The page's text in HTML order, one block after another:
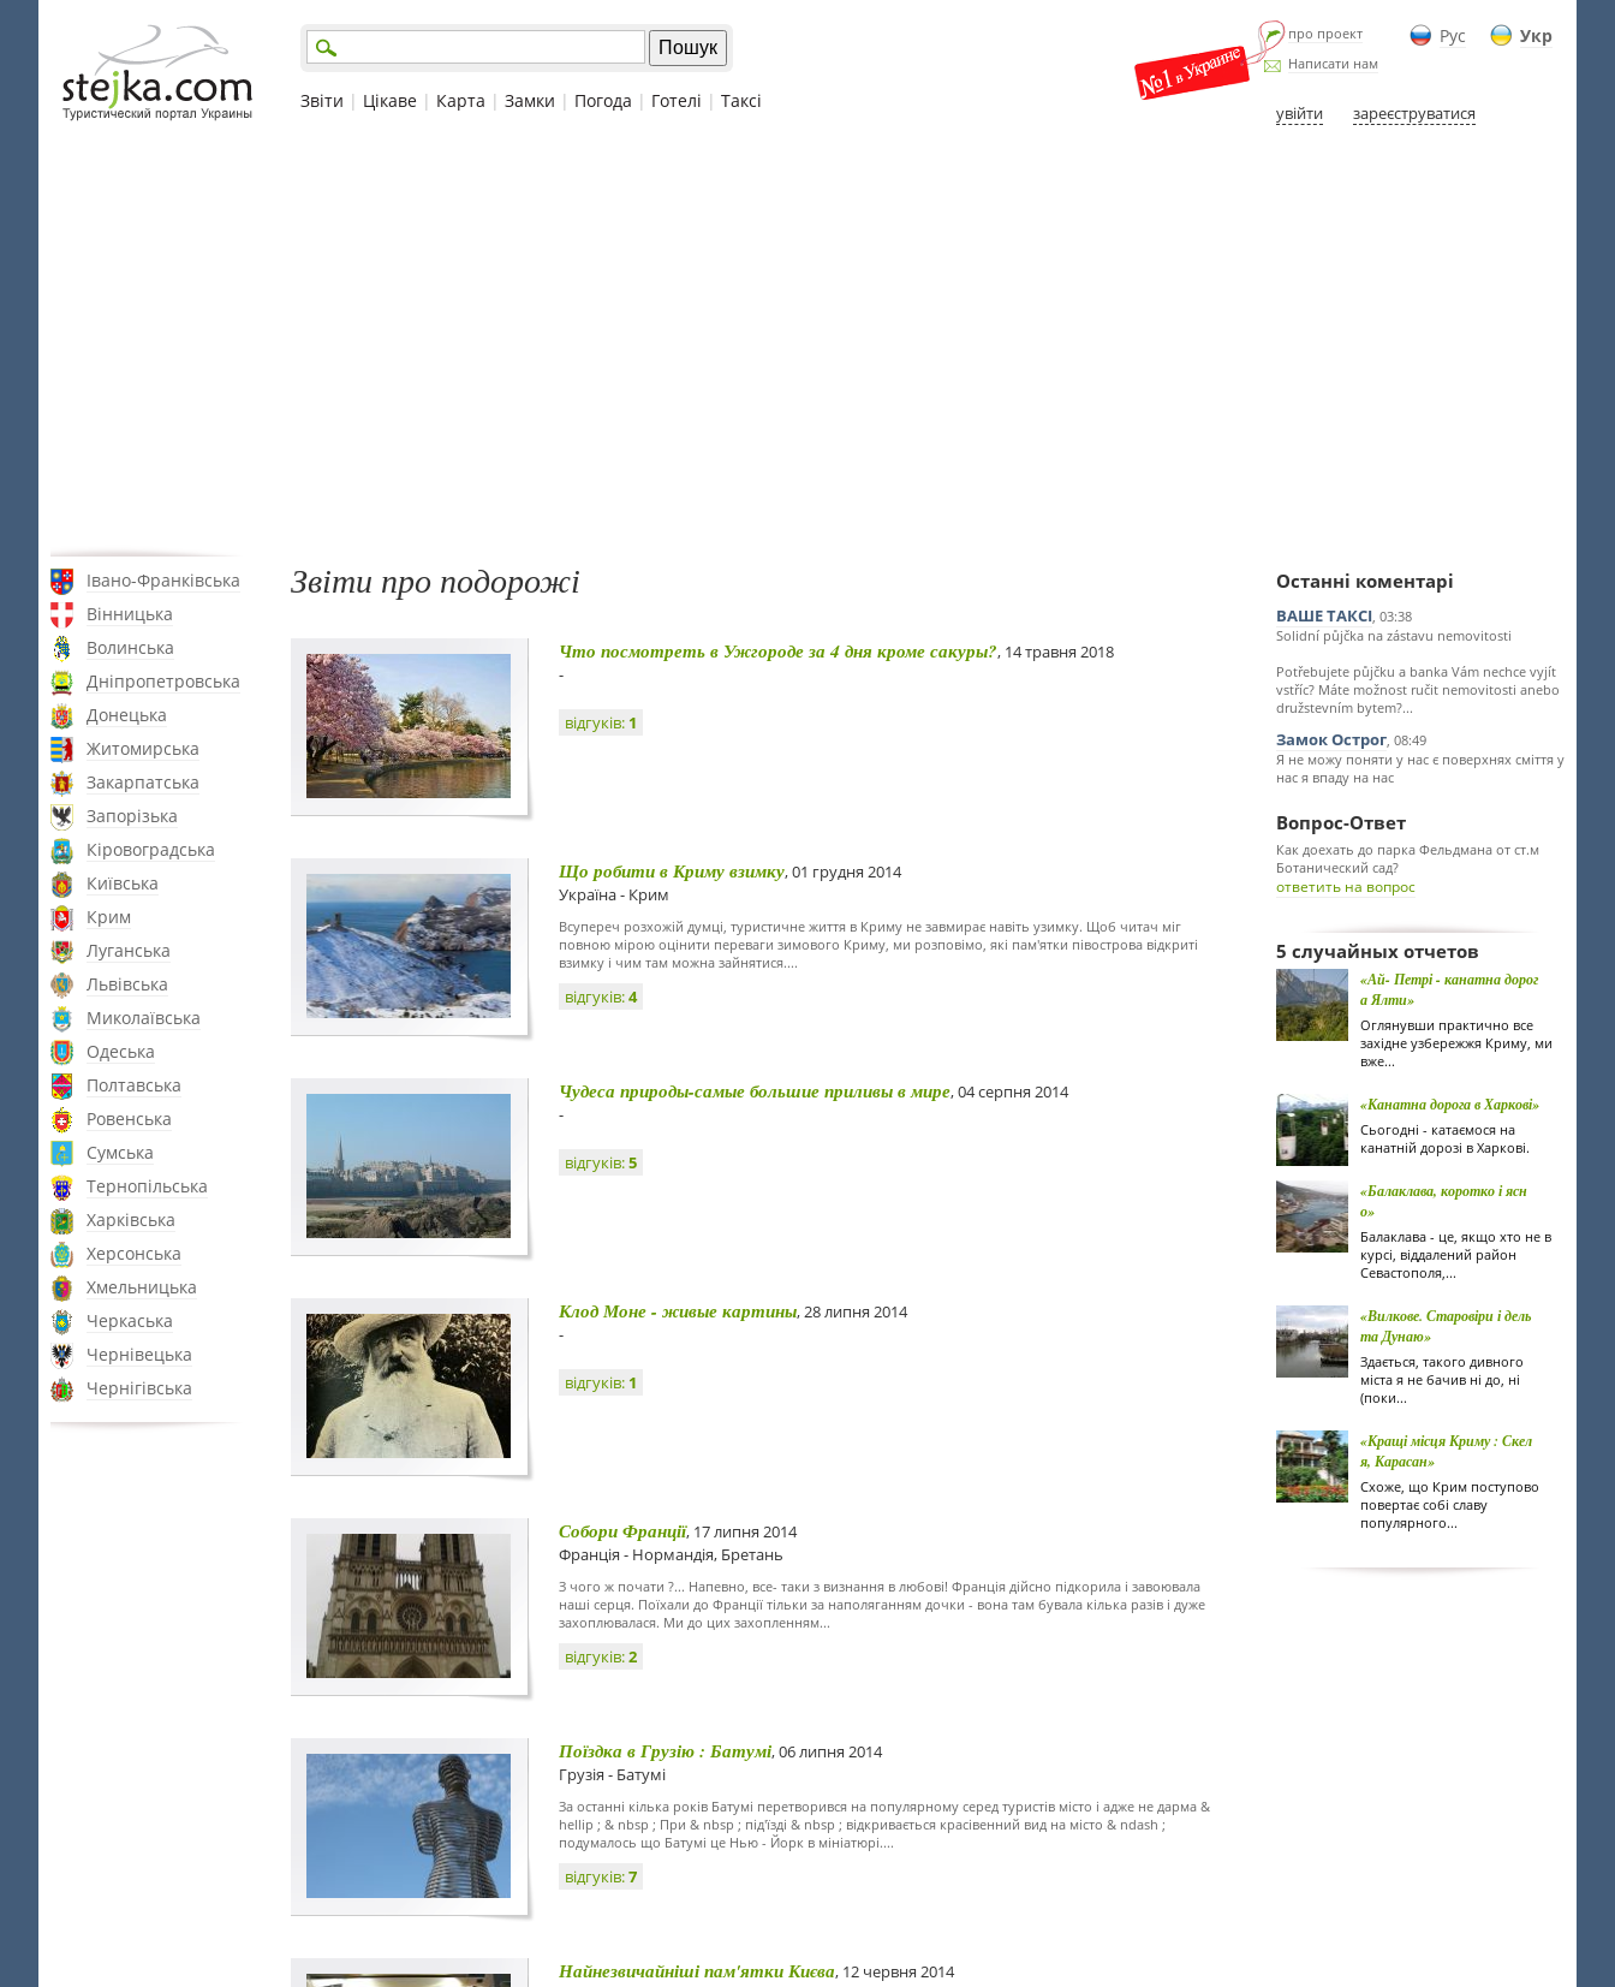
Рус Укр
про проект
Написати нам
увійти зареєструватися
Звіти | Цікаве | Карта | Замки | Погода | Готелі | Таксі
Івано-Франківська
Вінницька
Волинська
Дніпропетровська
Донецька
Житомирська
Закарпатська
Запорізька
Кіровоградська
Київська
Крим
Луганська
Львівська
Миколаївська
Одеська
Полтавська
Ровенська
Сумська
Тернопільська
Харківська
Херсонська
Хмельницька
Черкаська
Чернівецька
Чернігівська
Звіти про подорожі
Что посмотреть в Ужгороде за 4 дня кроме сакуры?, 14 травня 2018
-
відгуків: 1
Що робити в Криму взимку, 01 грудня 2014
Україна - Крим
Всупереч розхожій думці, туристичне життя в Криму не завмирає навіть узимку. Щоб читач міг
повною мірою оцінити переваги зимового Криму, ми розповімо, які пам'ятки півострова відкриті
взимку і чим там можна зайнятися....
відгуків:4
Чудеса природы-самые большие приливы в мире, 04 серпня 2014
-
відгуків:5
Клод Моне - живые картины, 28 липня 2014
-
відгуків: 1
Собори Франції, 17 липня 2014
Франція - Нормандія, Бретань
З чого ж почати ?... Напевно, все- таки з визнання в любові! Франція дійсно підкорила і завоювала
наші серця. Поїхали до Франції тільки за наполяганням дочки - вона там бувала кілька разів і дуже
захоплювалася. Ми до цих захопленням...
відгуків:2
Поїздка в Грузію : Батумі, 06 липня 2014
Грузія - Батумі
За останні кілька років Батумі перетворився на популярному серед туристів місто і адже не дарма &
hellip ; & nbsp ; При & nbsp ; під'їзді & nbsp ; відкривається красівенний вид на місто & ndash ;
подумалось що Батумі це Нью - Йорк в мініатюрі....
відгуків:7
Найнезвичайніші пам'ятки Києва, 12 червня 2014
Останні коментарі
ВАШЕ ТАКСІ, 03:38
Solidní půjčka na zástavu nemovitosti
Potřebujete půjčku a banka Vám nechce vyjít
vstříc? Máte možnost ručit nemovitosti anebo
družstevním bytem?...
Замок Острог, 08:49
Я не можу поняти у нас є поверхнях сміття у
нас я впаду на нас
Вопрос-Ответ
Как доехать до парка Фельдмана от ст.м
Ботанический сад?
ответить на вопрос
5 случайных отчетов
«Ай- Петрі - канатна дорог
а Ялти»
Оглянувши практично все
західне узбережжя Криму, ми
вже...
«Канатна дорога в Харкові»
Сьогодні - катаємося на
канатній дорозі в Харкові.
«Балаклава, коротко і ясн
о»
Балаклава - це, якщо хто не в
курсі, віддалений район
Севастополя,...
«Вилкове. Старовіри і дель
та Дунаю»
Здається, такого дивного
міста я не бачив ні до, ні
(поки...
«Кращі місця Криму : Скел
я, Карасан»
Схоже, що Крим поступово
повертає собі славу
популярного...